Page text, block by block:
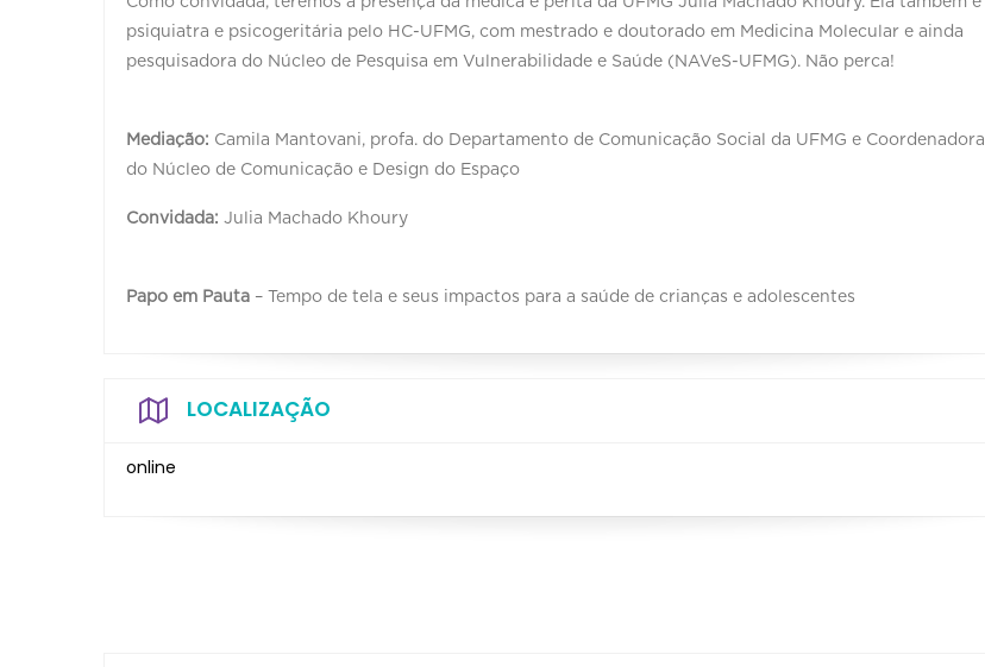
psiquiatra e psicogeritária pelo HC-UFMG, com mestrado e doutorado em Medicina Molecular e ainda
pesquisadora do Núcleo de Pesquisa em Vulnerabilidade e Saúde (NAVeS-UFMG). Não perca!
Mediação: Camila Mantovani, profa. do Departamento de Comunicação Social da UFMG e Coordenadora
do Núcleo de Comunicação e Design do Espaço
Convidada: Julia Machado Khoury
Papo em Pauta – Tempo de tela e seus impactos para a saúde de crianças e adolescentes
LOCALIZAÇÃO
online